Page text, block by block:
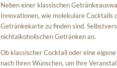
Neben einer klassischen
Innovationen, wie molekulare Cocktails
Getränkekarte zu finden sind.
nichtalkoholischen Getränken an.
Ob klassischer Cocktail oder eine
nach Ihren Wünschen, um Ihre